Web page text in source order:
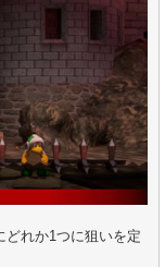
どれか1つに狙いを定